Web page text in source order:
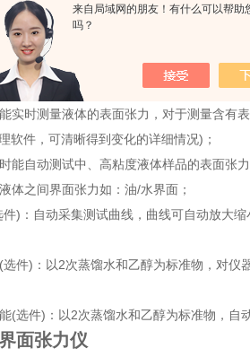
来自局域网的朋友！有什么可以帮助
吗？
据准确可靠、重复性*
，操作方便；
技术，无震动和噪声
工作，无需任何附加设备(如外接电脑等)
实时测量液体的表面张力，对于测量含有
软件，可清晰得到变化的详细情况)；
能自动测试中、高粘度液体样品的表面张力
体之间界面张力如：油/水界面；
)：自动采集测试曲线，曲线可自动放大
件)：以2次蒸馏水和乙醇为标准物，对
(选件)：以2次蒸馏水和乙醇为标准物，自
面张力仪